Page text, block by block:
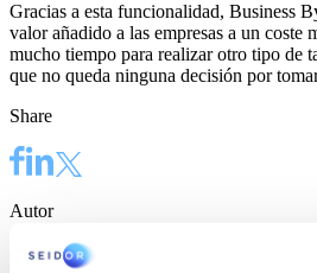
Gracias a esta funcionalidad, Business
valor añadido a las empresas a un coste
mucho tiempo para realizar otro tipo de
que no queda ninguna decisión por
Share
Autor
Joan de Ribera Solé